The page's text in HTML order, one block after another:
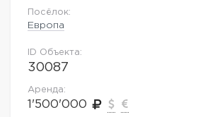
Посёлок:
Европа
ID Объекта:
30087
Аренда:
1'500'000